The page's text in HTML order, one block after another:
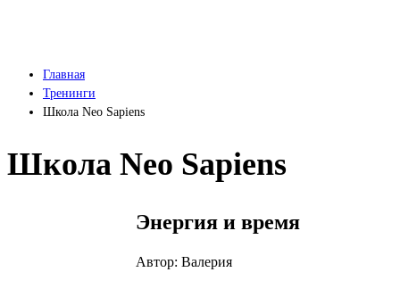
Главная
Тренинги
Школа Neo Sapiens
Школа Neo Sapiens
Энергия и время
Автор: Валерия